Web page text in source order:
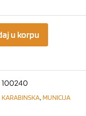
u korpu
100240
KARABINSKA, MUNICIJA